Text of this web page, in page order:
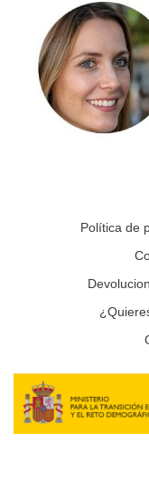
Política de